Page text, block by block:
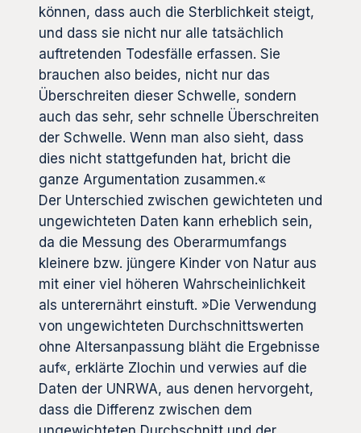
können, dass auch die Sterblichkeit steigt,
und dass sie nicht nur alle tatsächlich
auftretenden Todesfälle erfassen. Sie
brauchen also beides, nicht nur das
Überschreiten dieser Schwelle, sondern
auch das sehr, sehr schnelle Überschreiten
der Schwelle. Wenn man also sieht, dass
dies nicht stattgefunden hat, bricht die
ganze Argumentation zusammen.«
Der Unterschied zwischen gewichteten und
ungewichteten Daten kann erheblich sein,
da die Messung des Oberarmumfangs
kleinere bzw. jüngere Kinder von Natur aus
mit einer viel höheren Wahrscheinlichkeit
als unterernährt einstuft. »Die Verwendung
von ungewichteten Durchschnittswerten
ohne Altersanpassung bläht die Ergebnisse
auf«, erklärte Zlochin und verwies auf die
Daten der UNRWA, aus denen hervorgeht,
dass die Differenz zwischen dem